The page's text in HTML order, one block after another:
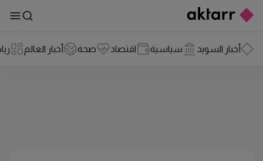
أخبار السويد سياسية اقتصاد صحة أخبار العالم